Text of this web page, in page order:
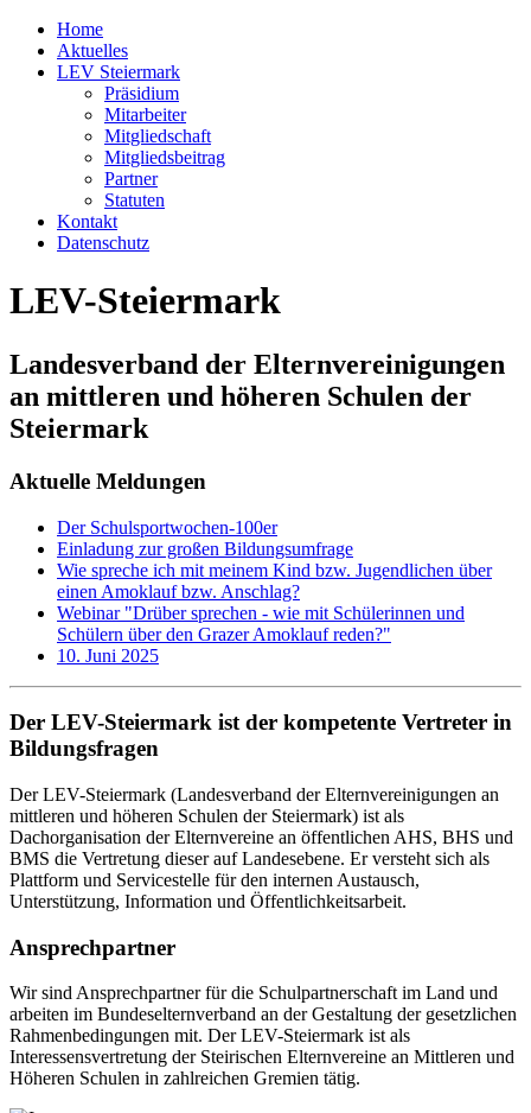
Home
Aktuelles
LEV Steiermark
Präsidium
Mitarbeiter
Mitgliedschaft
Mitgliedsbeitrag
Partner
Statuten
Kontakt
Datenschutz
LEV-Steiermark
Landesverband der Elternvereinigungen
an mittleren und höheren Schulen der
Steiermark
Aktuelle Meldungen
Der Schulsportwochen-100er
Einladung zur großen Bildungsumfrage
Wie spreche ich mit meinem Kind bzw. Jugendlichen über
einen Amoklauf bzw. Anschlag?
Webinar "Drüber sprechen - wie mit Schülerinnen und
Schülern über den Grazer Amoklauf reden?"
10. Juni 2025
Der LEV-Steiermark ist der kompetente Vertreter in
Bildungsfragen
Der LEV-Steiermark (Landesverband der Elternvereinigungen an
mittleren und höheren Schulen der Steiermark) ist als
Dachorganisation der Elternvereine an öffentlichen AHS, BHS und
BMS die Vertretung dieser auf Landesebene. Er versteht sich als
Plattform und Servicestelle für den internen Austausch,
Unterstützung, Information und Öffentlichkeitsarbeit.
Ansprechpartner
Wir sind Ansprechpartner für die Schulpartnerschaft im Land und
arbeiten im Bundeselternverband an der Gestaltung der gesetzlichen
Rahmenbedingungen mit. Der LEV-Steiermark ist als
Interessensvertretung der Steirischen Elternvereine an Mittleren und
Höheren Schulen in zahlreichen Gremien tätig.